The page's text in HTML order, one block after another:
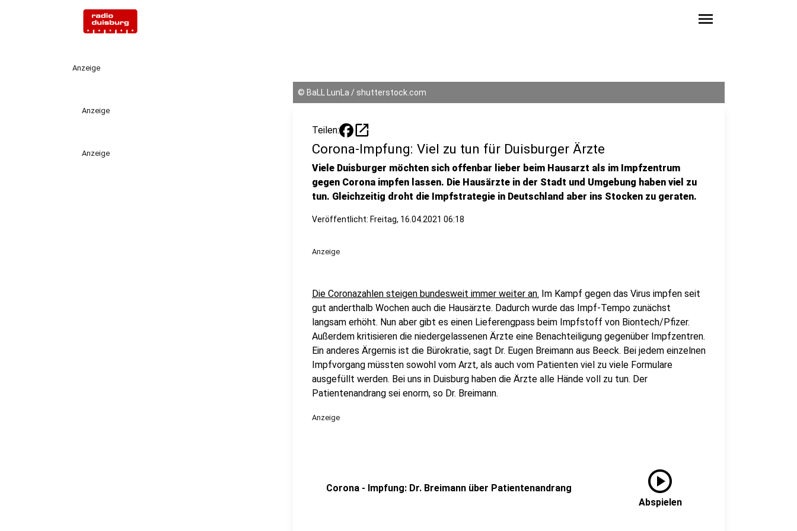
menu
Anzeige
Anzeige
Anzeige
© BaLL LunLa / shutterstock.com
Teilen: open_in_new
Corona-Impfung: Viel zu tun für Duisburger Ärzte
Viele Duisburger möchten sich offenbar lieber beim Hausarzt als im Impfzentrum
gegen Corona impfen lassen. Die Hausärzte in der Stadt und Umgebung haben viel zu
tun. Gleichzeitig droht die Impfstrategie in Deutschland aber ins Stocken zu geraten.
Veröffentlicht: Freitag, 16.04.2021 06:18
Anzeige
Die Coronazahlen steigen bundesweit immer weiter an. Im Kampf gegen das Virus impfen seit
gut anderthalb Wochen auch die Hausärzte. Dadurch wurde das Impf-Tempo zunächst
langsam erhöht. Nun aber gibt es einen Lieferengpass beim Impfstoff von Biontech/Pfizer.
Außerdem kritisieren die niedergelassenen Ärzte eine Benachteiligung gegenüber Impfzentren.
Ein anderes Ärgernis ist die Bürokratie, sagt Dr. Eugen Breimann aus Beeck. Bei jedem einzelnen
Impfvorgang müssten sowohl vom Arzt, als auch vom Patienten viel zu viele Formulare
ausgefüllt werden. Bei uns in Duisburg haben die Ärzte alle Hände voll zu tun. Der
Patientenandrang sei enorm, so Dr. Breimann.
Anzeige
Corona - Impfung: Dr. Breimann über Patientenandrang play_circle
Abspielen